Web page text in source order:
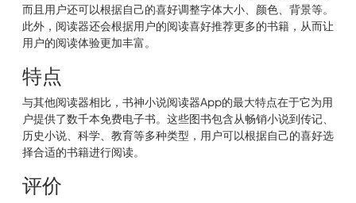
而且用户还可以根据自己的喜好调整字体大小、颜色、背景等。
此外，阅读器还会根据用户的阅读喜好推荐更多的书籍，从而让
用户的阅读体验更加丰富。
特点
与其他阅读器相比，书神小说阅读器App的最大特点在于它为用
户提供了数千本免费电子书。这些图书包含从畅销小说到传记、
历史小说、科学、教育等多种类型，用户可以根据自己的喜好选
择合适的书籍进行阅读。
评价